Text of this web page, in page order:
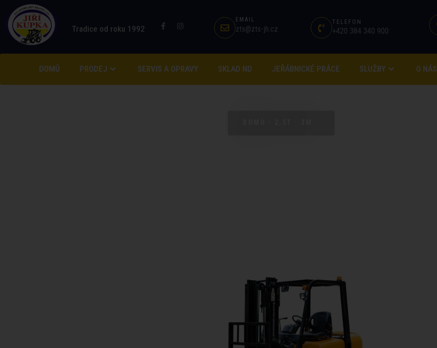
Tradice od roku 1992
EMAIL
zts@zts-jh.cz
TELEFON
+420 384 340 900
DOMŮ PRODEJ SERVIS A OPRAVY SKLAD ND JEŘÁBNICKÉ PRÁCE SLUŽBY O NÁS